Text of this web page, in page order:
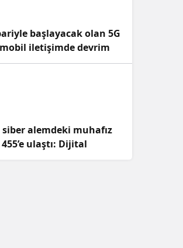
başlayacak olan 5G
iletişimde devrim
siber alemdeki muhafız
455’e ulaştı: Dijital